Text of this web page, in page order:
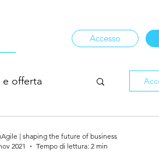
Accesso
offerta
| shaping the future of business
2021
Tempo di lettura: 2 min